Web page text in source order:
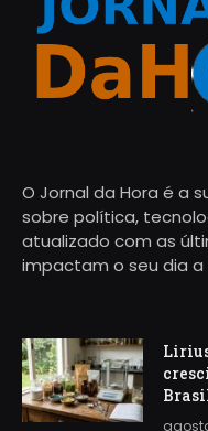
O Jornal da Hora é a
sobre política,
atualizado com as
impactam o seu dia a